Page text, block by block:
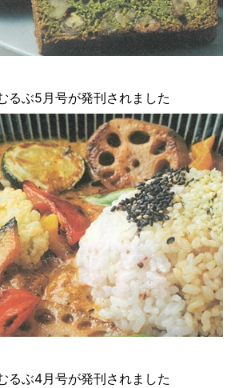
ぶ5月号が発刊されました
ぶ4月号が発刊されました